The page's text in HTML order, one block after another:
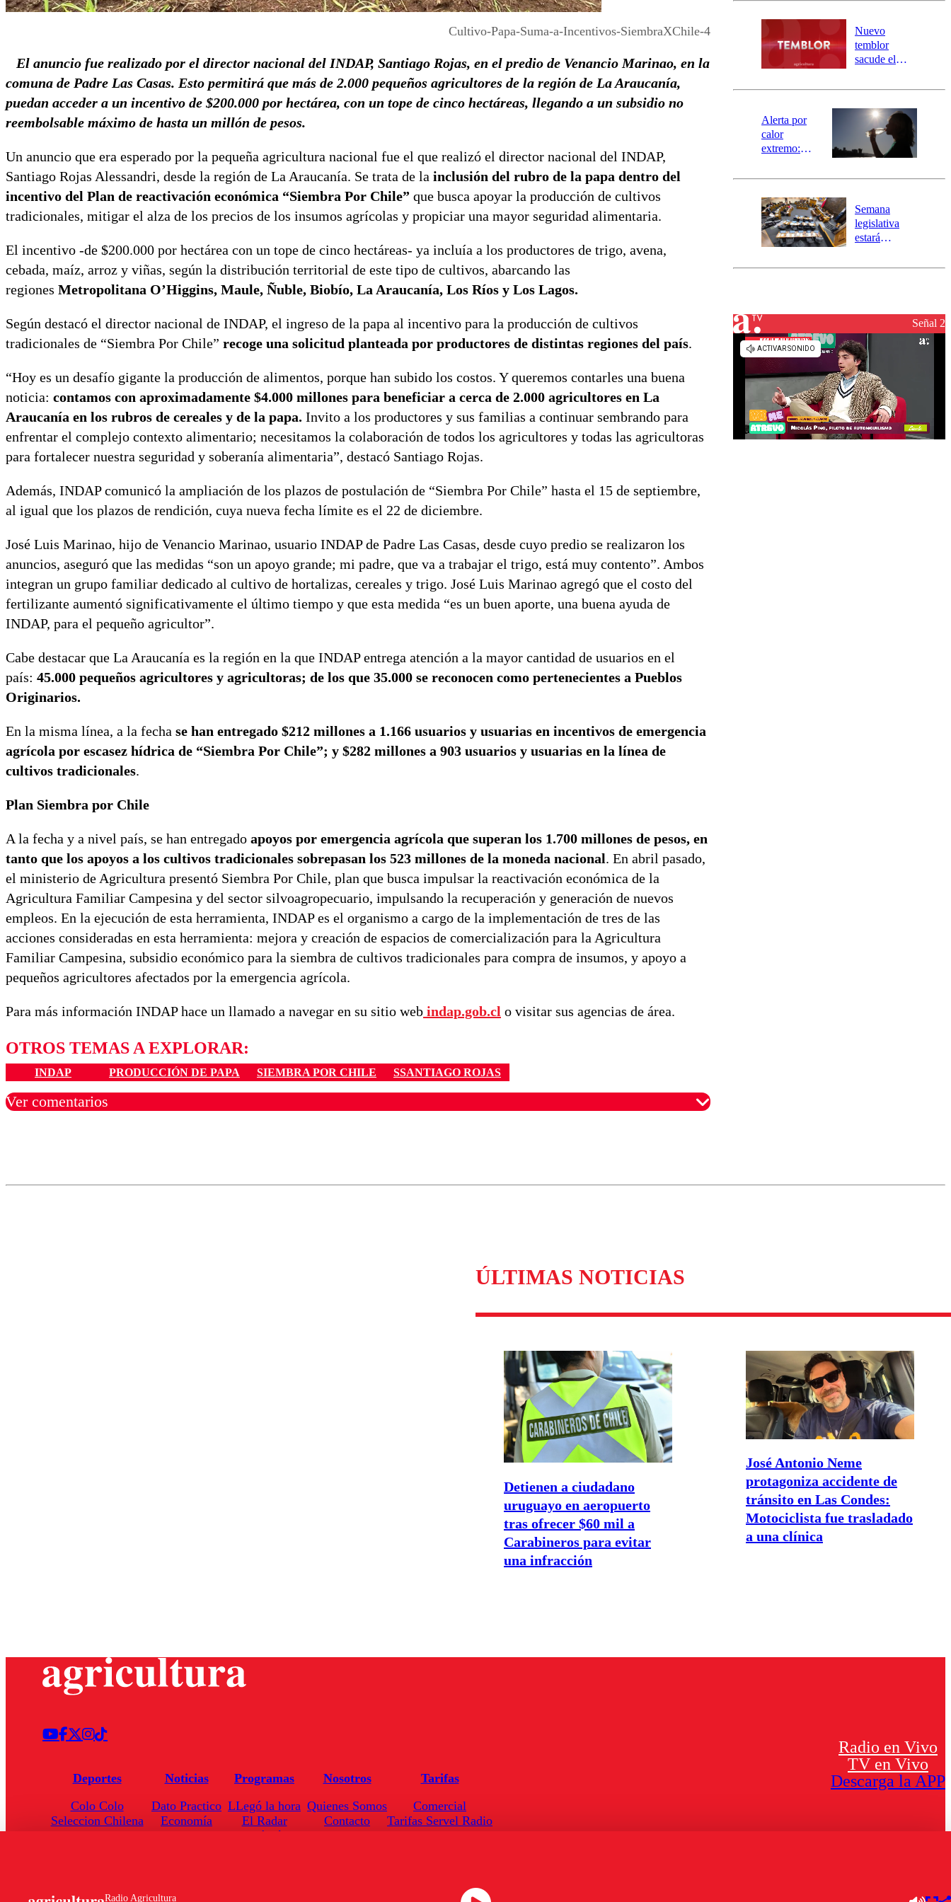
Cultivo-Papa-Suma-a-Incentivos-SiembraXChile-4
El anuncio fue realizado por el director nacional del INDAP, Santiago Rojas, en el predio de Venancio Marinao, en la
comuna de Padre Las Casas. Esto permitirá que más de 2.000 pequeños agricultores de la región de La Araucanía,
puedan acceder a un incentivo de $200.000 por hectárea, con un tope de cinco hectáreas, llegando a un subsidio no
reembolsable máximo de hasta un millón de pesos.
Un anuncio que era esperado por la pequeña agricultura nacional fue el que realizó el director nacional del INDAP,
Santiago Rojas Alessandri, desde la región de La Araucanía. Se trata de la inclusión del rubro de la papa dentro del
incentivo del Plan de reactivación económica “Siembra Por Chile” que busca apoyar la producción de cultivos
tradicionales, mitigar el alza de los precios de los insumos agrícolas y propiciar una mayor seguridad alimentaria.
El incentivo -de $200.000 por hectárea con un tope de cinco hectáreas- ya incluía a los productores de trigo, avena,
cebada, maíz, arroz y viñas, según la distribución territorial de este tipo de cultivos, abarcando las
regiones Metropolitana O’Higgins, Maule, Ñuble, Biobío, La Araucanía, Los Ríos y Los Lagos.
Según destacó el director nacional de INDAP, el ingreso de la papa al incentivo para la producción de cultivos
tradicionales de “Siembra Por Chile” recoge una solicitud planteada por productores de distintas regiones del país.
“Hoy es un desafío gigante la producción de alimentos, porque han subido los costos. Y queremos contarles una buena
noticia: contamos con aproximadamente $4.000 millones para beneficiar a cerca de 2.000 agricultores en La
Araucanía en los rubros de cereales y de la papa. Invito a los productores y sus familias a continuar sembrando para
enfrentar el complejo contexto alimentario; necesitamos la colaboración de todos los agricultores y todas las agricultoras
para fortalecer nuestra seguridad y soberanía alimentaria”, destacó Santiago Rojas.
Además, INDAP comunicó la ampliación de los plazos de postulación de “Siembra Por Chile” hasta el 15 de septiembre,
al igual que los plazos de rendición, cuya nueva fecha límite es el 22 de diciembre.
José Luis Marinao, hijo de Venancio Marinao, usuario INDAP de Padre Las Casas, desde cuyo predio se realizaron los
anuncios, aseguró que las medidas “son un apoyo grande; mi padre, que va a trabajar el trigo, está muy contento”. Ambos
integran un grupo familiar dedicado al cultivo de hortalizas, cereales y trigo. José Luis Marinao agregó que el costo del
fertilizante aumentó significativamente el último tiempo y que esta medida “es un buen aporte, una buena ayuda de
INDAP, para el pequeño agricultor”.
Cabe destacar que La Araucanía es la región en la que INDAP entrega atención a la mayor cantidad de usuarios en el
país: 45.000 pequeños agricultores y agricultoras; de los que 35.000 se reconocen como pertenecientes a Pueblos
Originarios.
En la misma línea, a la fecha se han entregado $212 millones a 1.166 usuarios y usuarias en incentivos de emergencia
agrícola por escasez hídrica de “Siembra Por Chile”; y $282 millones a 903 usuarios y usuarias en la línea de
cultivos tradicionales.
Plan Siembra por Chile
A la fecha y a nivel país, se han entregado apoyos por emergencia agrícola que superan los 1.700 millones de pesos, en
tanto que los apoyos a los cultivos tradicionales sobrepasan los 523 millones de la moneda nacional. En abril pasado,
el ministerio de Agricultura presentó Siembra Por Chile, plan que busca impulsar la reactivación económica de la
Agricultura Familiar Campesina y del sector silvoagropecuario, impulsando la recuperación y generación de nuevos
empleos. En la ejecución de esta herramienta, INDAP es el organismo a cargo de la implementación de tres de las
acciones consideradas en esta herramienta: mejora y creación de espacios de comercialización para la Agricultura
Familiar Campesina, subsidio económico para la siembra de cultivos tradicionales para compra de insumos, y apoyo a
pequeños agricultores afectados por la emergencia agrícola.
Para más información INDAP hace un llamado a navegar en su sitio web indap.gob.cl o visitar sus agencias de área.
OTROS TEMAS A EXPLORAR:
INDAP PRODUCCIÓN DE PAPA SIEMBRA POR CHILE SSANTIAGO ROJAS
Ver comentarios
río Damas:
activa
mensajería
SAE
Nuevo
temblor
sacude el
revisa la
epicentro
Alerta por
calor
extremo:
activa Alerta
Preventiva en
tres comunas
Semana
legislativa
estará
el fin de la
reconstrucciónSeñal 2
ÚLTIMAS NOTICIAS
Detienen a ciudadano
uruguayo en aeropuerto
tras ofrecer $60 mil a
Carabineros para evitar
una infracción
José Antonio Neme
protagoniza accidente de
tránsito en Las Condes:
Motociclista fue trasladado
a una clínica
Radio Agricultura
Deportes
Colo Colo
Seleccion Chilena
Noticias
Dato Practico
Economía
Programas
LLegó la hora
El Radar
Enfoqué Público
Nosotros
Quienes Somos
Contacto
Tarifas
Comercial
Tarifas Servel Radio
Radio en Vivo
TV en Vivo
Descarga la APP